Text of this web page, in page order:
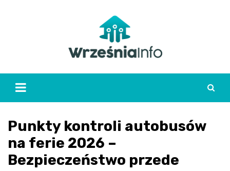
Punkty kontroli autobusów
na ferie 2026 –
Bezpieczeństwo przede